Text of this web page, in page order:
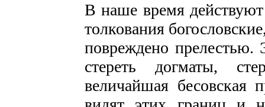
В наше время
толкования
повреждено прелестью.
стереть догматы,
величайшая бесовская